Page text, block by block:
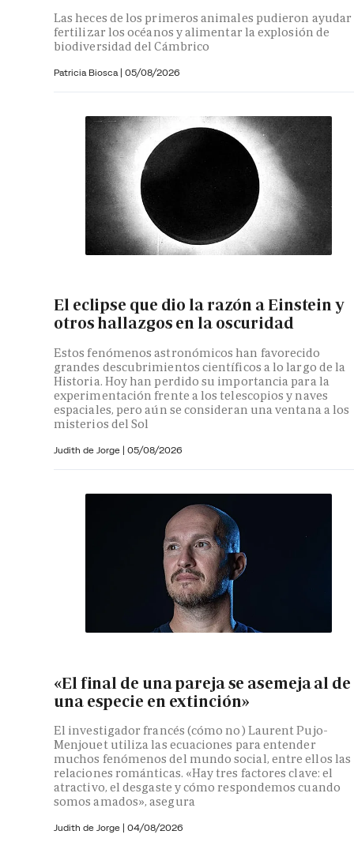
Las heces de los primeros animales pudieron ayudar
fertilizar los océanos y alimentar la explosión de
biodiversidad del Cámbrico
Patricia Biosca | 05/08/2026
El eclipse que dio la razón a Einstein y
otros hallazgos en la oscuridad
Estos fenómenos astronómicos han favorecido
grandes descubrimientos científicos a lo largo de la
Historia. Hoy han perdido su importancia para la
experimentación frente a los telescopios y naves
espaciales, pero aún se consideran una ventana a los
misterios del Sol
Judith de Jorge | 05/08/2026
«El final de una pareja se asemeja al de
una especie en extinción»
El investigador francés (cómo no) Laurent Pujo-
Menjouet utiliza las ecuaciones para entender
muchos fenómenos del mundo social, entre ellos las
relaciones románticas. «Hay tres factores clave: el
atractivo, el desgaste y cómo respondemos cuando
somos amados», asegura
Judith de Jorge | 04/08/2026